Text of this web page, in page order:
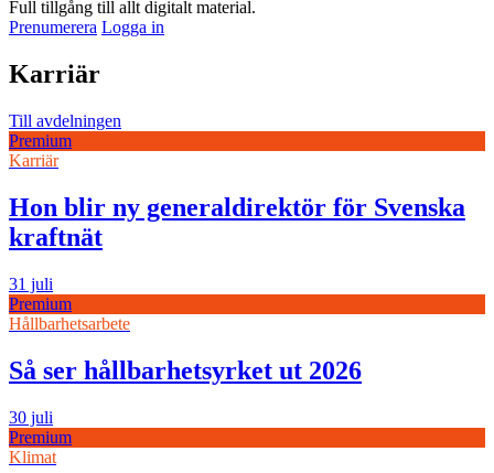
Full tillgång till allt digitalt material.
Prenumerera Logga in
Karriär
Till avdelningen
Premium
Karriär
Hon blir ny generaldirektör för Svenska
kraftnät
31 juli
Premium
Hållbarhetsarbete
Så ser hållbarhetsyrket ut 2026
30 juli
Premium
Klimat